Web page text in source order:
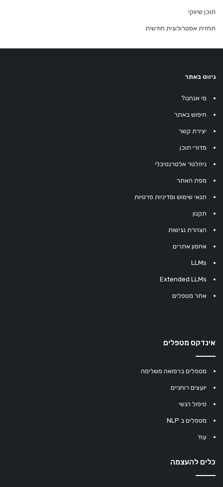
תוכן שיווקי
תחזית אסטרולוגית חודשית
ניווט באתר
מי אנחנו?
חיפוש באתר
יצירת קשר
מדורי תוכן
ניוזלטר אלטרנטיבלי
מפת האתר
תנאי שימוש ומדיניות פרטיות
תקנון
הצהרת נגישות
אחסון אתרים
LLMs
Extended LLMs
אתר מטפלים
אינדקס מטפלים
מטפלים ברפואה משלימה
יועצים רוחניים
טיפול רגשי
מטפלים ב NLP
עוד
כלים להעצמה